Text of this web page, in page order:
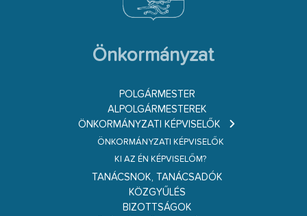
Önkormányzat
POLGÁRMESTER
ALPOLGÁRMESTEREK
ÖNKORMÁNYZATI KÉPVISELŐK
ÖNKORMÁNYZATI KÉPVISELŐK
KI AZ ÉN KÉPVISELŐM?
TANÁCSNOK, TANÁCSADÓK
KÖZGYŰLÉS
BIZOTTSÁGOK